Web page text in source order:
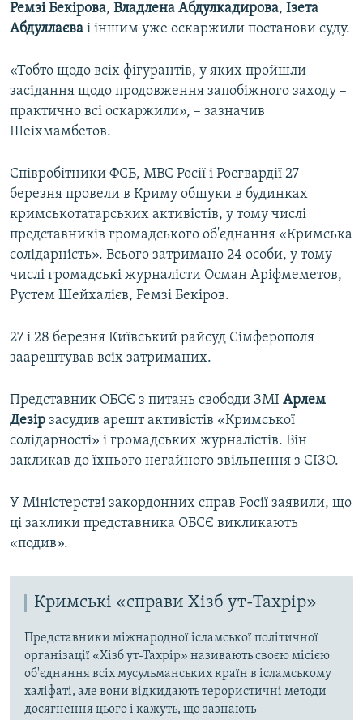
Ремзі Бекірова, Владлена Абдулкадирова, Ізета
Абдуллаєва і іншим уже оскаржили постанови суду.
«Тобто щодо всіх фігурантів, у яких пройшли
засідання щодо продовження запобіжного заходу –
практично всі оскаржили», – зазначив
Шеіхмамбетов.
Співробітники ФСБ, МВС Росії і Росгвардії 27
березня провели в Криму обшуки в будинках
кримськотатарських активістів, у тому числі
представників громадського об'єднання «Кримська
солідарність». Всього затримано 24 особи, у тому
числі громадські журналісти Осман Аріфмеметов,
Рустем Шейхалієв, Ремзі Бекіров.
27 і 28 березня Київський райсуд Сімферополя
заарештував всіх затриманих.
Представник ОБСЄ з питань свободи ЗМІ Арлем
Дезір засудив арешт активістів «Кримської
солідарності» і громадських журналістів. Він
закликав до їхнього негайного звільнення з СІЗО.
У Міністерстві закордонних справ Росії заявили, що
ці заклики представника ОБСЄ викликають
«подив».
Кримські «справи Хізб ут-Тахрір»
Представники міжнародної ісламської політичної
організації «Хізб ут-Тахрір» називають своєю місією
об'єднання всіх мусульманських країн в ісламському
халіфаті, але вони відкидають терористичні методи
досягнення цього і кажуть, що зазнають